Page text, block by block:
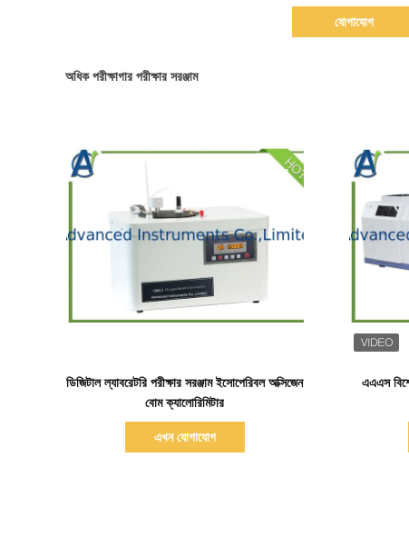
যোগাযোগ
অধিক পরীক্ষাগার পরীক্ষার সরঞ্জাম
ডিজিটাল ল্যাবরেটরি পরীক্ষার সরঞ্জাম ইসোপেরিবল অক্সিজেন
বোম ক্যালোরিমিটার
এখন যোগাযোগ
এএএস